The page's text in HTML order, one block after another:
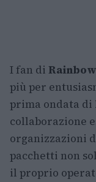
I fan di
più per
prima ondata di
collaborazione
organizzazioni
pacchetti non
il proprio